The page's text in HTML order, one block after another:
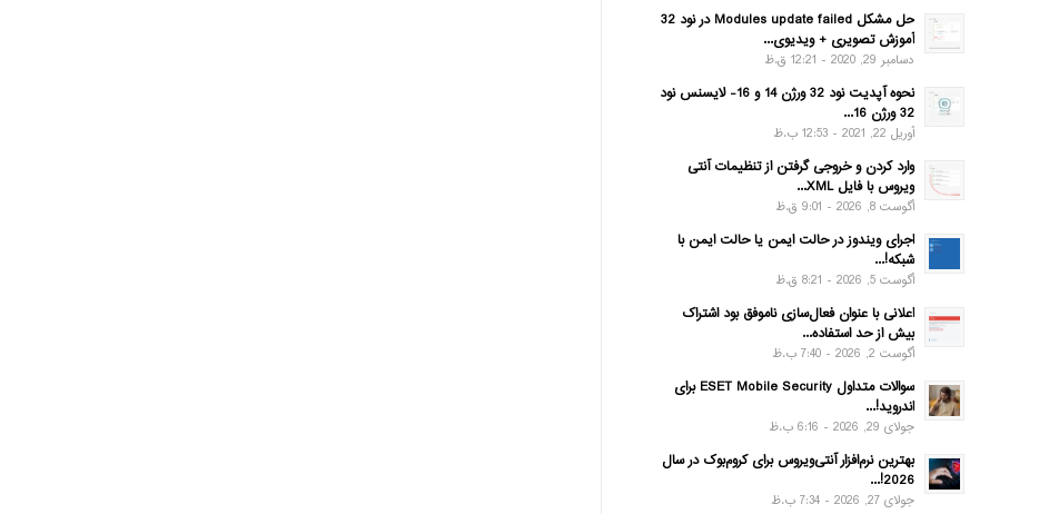
حل مشکل Modules update failed در نود 32
آموزش تصویری + ویدیوی...
دسامبر 29, 2020 - 12:21 ق.ظ
نحوه آپدیت نود 32 ورژن 14 و 16- لایسنس نود
32 ورژن 16...
آوریل 22, 2021 - 12:53 ب.ظ
وارد کردن و خروجی گرفتن از تنظیمات آنتی
ویروس با فایل XML...
آگوست 8, 2026 - 9:01 ق.ظ
اجرای ویندوز در حالت ایمن یا حالت ایمن با
شبکه!...
آگوست 5, 2026 - 8:21 ق.ظ
اعلانی با عنوان فعال‌سازی ناموفق بود اشتراک
بیش از حد استفاده...
آگوست 2, 2026 - 7:40 ب.ظ
سوالات متداول ESET Mobile Security برای
اندروید!...
جولای 29, 2026 - 6:16 ب.ظ
بهترین نرم‌افزار آنتی‌ویروس برای کروم‌بوک در سال
2026!...
جولای 27, 2026 - 7:34 ب.ظ